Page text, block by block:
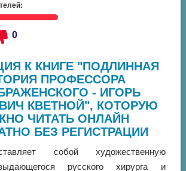
0
К КНИГЕ "ПОДЛИННАЯ
ПРОФЕССОРА
- ИГОРЬ
КВЕТНОЙ", КОТОРУЮ
ЧИТАТЬ ОНЛАЙН
БЕЗ РЕГИСТРАЦИИ
собой художественную
русского хирурга и